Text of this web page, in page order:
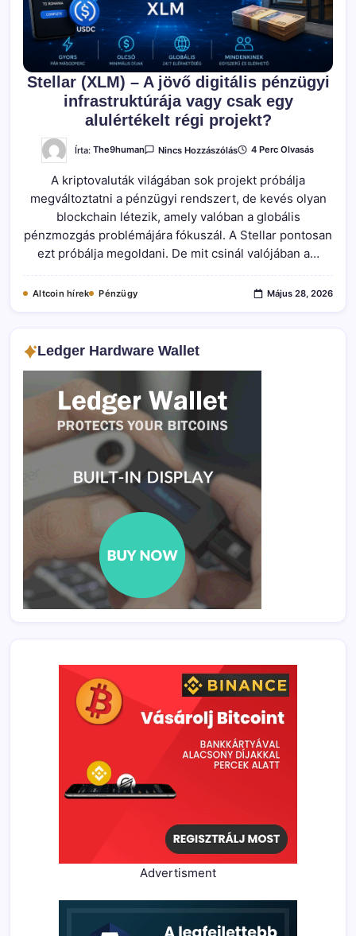
Stellar (XLM) – A jövő digitális pénzügyi
infrastruktúrája vagy csak egy
alulértékelt régi projekt?
Írta: The9human Nincs HozzászólásA(z)
–
A
Jövő
Digitális
Pénzügyi
Infrastruktúrája
Vagy
Csak
Projekt?
4 Perc Olvasás
A kriptovaluták világában sok projekt próbálja
megváltoztatni a pénzügyi rendszert, de kevés olyan
blockchain létezik, amely valóban a globális
pénzmozgás problémájára fókuszál. A Stellar pontosan
ezt próbálja megoldani. De mit csinál valójában a…
Altcoin hírek Pénzügy Május 28, 2026
Ledger Hardware Wallet
Advertisment